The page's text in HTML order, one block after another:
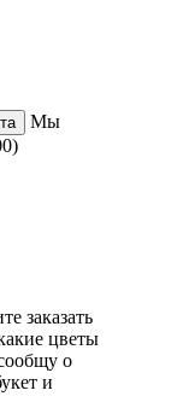
Мы
заказать
цветы
о
и
о значении того
уровне, и вы
сможет сполна
цвет на языке
Также,
Если вы хотите
и благодарность,
цветов: орхидеи,
наилучшие